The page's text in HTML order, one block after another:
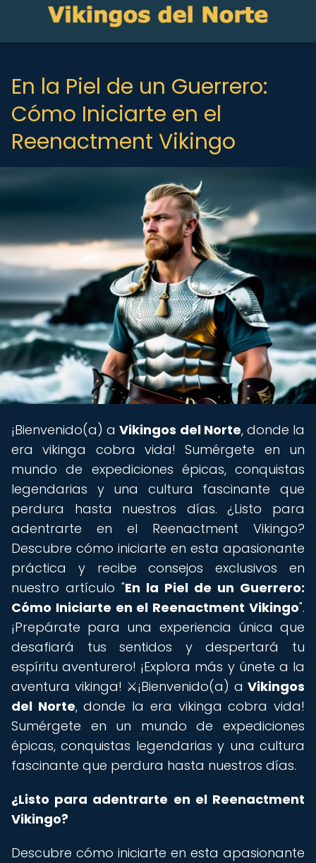
En la Piel de un Guerrero:
Cómo Iniciarte en el
Reenactment Vikingo
¡Bienvenido(a) aVikingos del Norte, donde la
era vikinga cobra vida! Sumérgete en un
mundo de expediciones épicas, conquistas
legendarias y una cultura fascinante que
perdura hasta nuestros días. ¿Listo para
adentrarte en el Reenactment Vikingo?
Descubre cómo iniciarte en esta apasionante
práctica y recibe consejos exclusivos en
nuestro artículo "En la Piel de un Guerrero:
Cómo Iniciarte en el Reenactment Vikingo".
¡Prepárate para una experiencia única que
desafiará tus sentidos y despertará tu
espíritu aventurero! ¡Explora más y únete a la
aventura vikinga! ️⚔️¡Bienvenido(a) a Vikingos
del Norte, donde la era vikinga cobra vida!
Sumérgete en un mundo de expediciones
épicas, conquistas legendarias y una cultura
fascinante que perdura hasta nuestros días.
¿Listo para adentrarte en el Reenactment
Vikingo?
Descubre cómo iniciarte en esta apasionante